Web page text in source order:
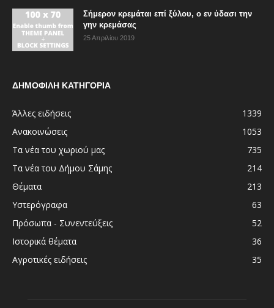
Σήμερον κρεμάται επί ξύλου, ο εν ύδασι την
γην κρεμάσας
25 Απριλίου 2019
ΔΗΜΟΦΙΛΗ ΚΑΤΗΓΟΡΙΑ
Άλλες ειδήσεις
1339
Ανακοινώσεις
1053
Τα νέα του χωριού μας
735
Τα νέα του Δήμου Σάμης
214
Θέματα
213
Υστερόγραφα
63
Πρόσωπα - Συνεντεύξεις
52
Ιστορικά θέματα
36
Αγροτικές ειδήσεις
35